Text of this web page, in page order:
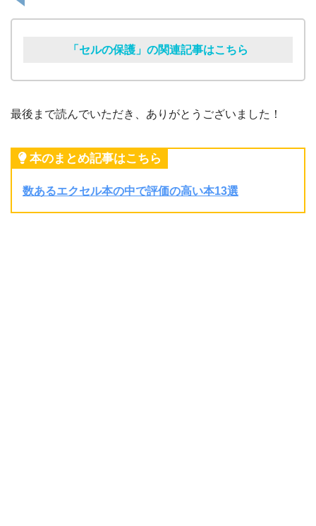
「セルの保護」の関連記事はこちら
最後まで読んでいただき、ありがとうございました！
本のまとめ記事はこちら
数あるエクセル本の中で評価の高い本13選